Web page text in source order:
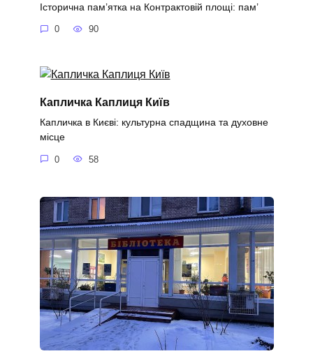
Історична пам’ятка на Контрактовій площі: пам’
0 90
Капличка Каплиця Київ
Капличка в Києві: культурна спадщина та духовне
місце
0 58